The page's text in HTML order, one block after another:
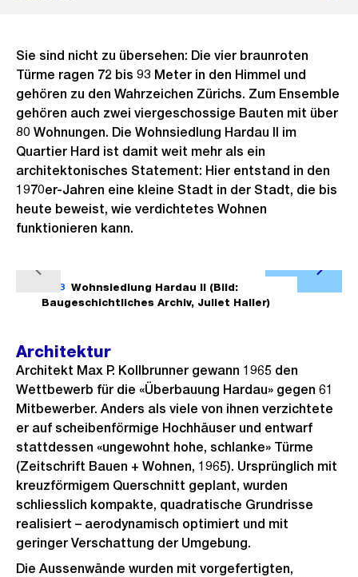
Sie sind nicht zu übersehen: Die vier braunroten
Türme ragen 72 bis 93 Meter in den Himmel und
gehören zu den Wahrzeichen Zürichs. Zum Ensemble
gehören auch zwei viergeschossige Bauten mit über
80 Wohnungen. Die Wohnsiedlung Hardau II im
Quartier Hard ist damit weit mehr als ein
architektonisches Statement: Hier entstand in den
1970er-Jahren eine kleine Stadt in der Stadt, die bis
heute beweist, wie verdichtetes Wohnen
funktionieren kann.
o
h
e
r
i
g
e
s
t
e
B
i
l
d
i
G
1/13 Wohnsiedlung Hardau II (Bild:
Baugeschichtliches Archiv, Juliet Haller)
Architektur
Architekt Max P. Kollbrunner gewann 1965 den
Wettbewerb für die «Überbauung Hardau» gegen 61
Mitbewerber. Anders als viele von ihnen verzichtete
er auf scheibenförmige Hochhäuser und entwarf
stattdessen «ungewohnt hohe, schlanke» Türme
(Zeitschrift Bauen + Wohnen, 1965). Ursprünglich mit
kreuzförmigem Querschnitt geplant, wurden
schliesslich kompakte, quadratische Grundrisse
realisiert – aerodynamisch optimiert und mit
geringer Verschattung der Umgebung.
Die Aussenwände wurden mit vorgefertigten,